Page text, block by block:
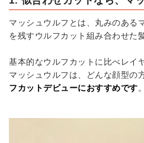
マッシュウルフとは、丸みのある
を残すウルフカット組み合わせた
基本的なウルフカットに比べレイ
マッシュウルフは、どんな顔型の
フカットデビューにおすすめです。